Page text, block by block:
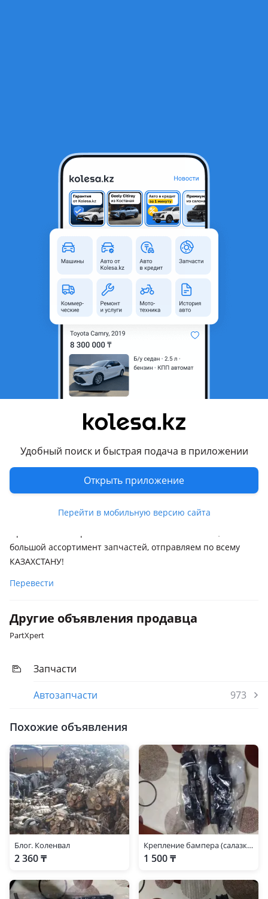
Удобный поиск и быстрая подача в приложении
Открыть приложение
Перейти в мобильную версию сайта
Привозной оригинал ГУР насос для CHEVROLET
Алматы, Алматинская
область
Б/y
Оригинальность
Оригинал
Подходит на авто
Chevrolet Nexia
Chevrolet Monza
Chevrolet Aveo
Chevrolet Captiva
Chevrolet Cobalt
Chevrolet Cruze
Chevrolet Lacetti
Chevrolet Niva
Показать больше
Комментарий продавца
большой ассортимент запчастей, отправляем по всему
КАЗАХСТАНУ!
Перевести
Другие объявления продавца
PartXpert
Запчасти
Автозапчасти
973
Похожие объявления
Блог. Коленвал
2 360 ₸
Крепление бампера (салазки) Шевроле Круз
1 500 ₸